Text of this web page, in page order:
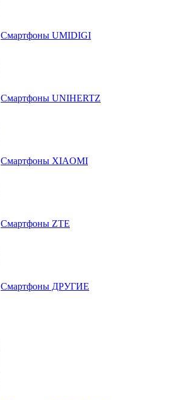
Смартфоны UMIDIGI
Смартфоны UNIHERTZ
Смартфоны XIAOMI
Смартфоны ZTE
Смартфоны ДРУГИЕ